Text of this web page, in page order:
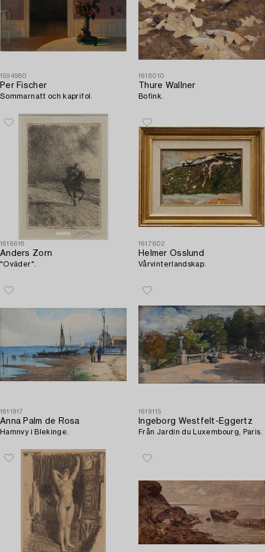
1594980
Per Fischer
Sommarnatt och kaprifol.
1618010
Thure Wallner
Bofink.
1618618
Anders Zorn
"Oväder".
1617802
Helmer Osslund
Vårvinterlandskap.
1611917
Anna Palm de Rosa
Hamnvy i Blekinge.
1619115
Ingeborg Westfelt-Eggertz
Från Jardin du Luxembourg, Paris.